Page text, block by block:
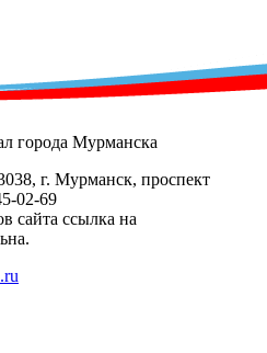
города Мурманска
г. Мурманск, проспект
02-69
сайта ссылка на